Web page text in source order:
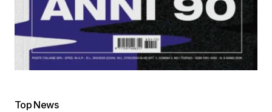
Top News